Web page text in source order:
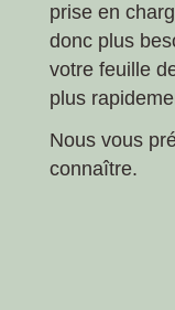
prise en
donc plus
votre feuille
plus
Nous vous
connaître.